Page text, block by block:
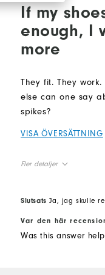
If my
enough, I
more
They fit. They work.
else can one say
spikes?
VISA ÖVERSÄTTNING
Fler detaljer
Slutsats Ja, jag skulle
Var den här
Was this answer